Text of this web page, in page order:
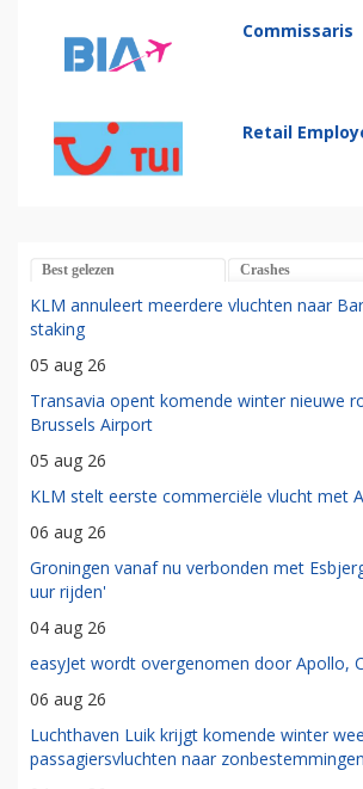
Commissaris
Retail
Best gelezen Crashes
KLM annuleert meerdere vluchten naar
staking
05 aug 26
Transavia opent komende winter nieuwe
Brussels Airport
05 aug 26
KLM stelt eerste commerciële vlucht met
06 aug 26
Groningen vanaf nu verbonden met
uur rijden'
04 aug 26
easyJet wordt overgenomen door Apollo,
06 aug 26
Luchthaven Luik krijgt komende winter
passagiersvluchten naar zonbestemmingen